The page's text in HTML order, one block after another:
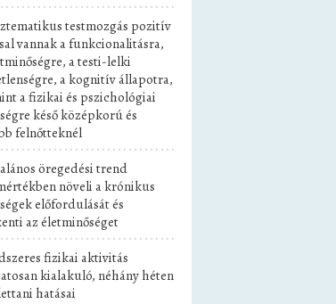
testmozgás pozitív
vannak a funkcionalitásra,
a testi-lelki
a kognitív állapotra,
a fizikai és pszichológiai
késő középkorú és
felnőtteknél
öregedési trend
növeli a krónikus
előfordulását és
az életminőséget
fizikai aktivitás
kialakuló, néhány héten
hatásai